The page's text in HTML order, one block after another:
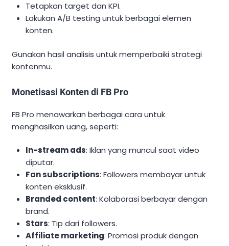
Tetapkan target dan KPI.
Lakukan A/B testing untuk berbagai elemen
konten.
Gunakan hasil analisis untuk memperbaiki strategi
kontenmu.
Monetisasi Konten di FB Pro
FB Pro menawarkan berbagai cara untuk
menghasilkan uang, seperti:
In-stream ads: Iklan yang muncul saat video
diputar.
Fan subscriptions: Followers membayar untuk
konten eksklusif.
Branded content: Kolaborasi berbayar dengan
brand.
Stars: Tip dari followers.
Affiliate marketing: Promosi produk dengan